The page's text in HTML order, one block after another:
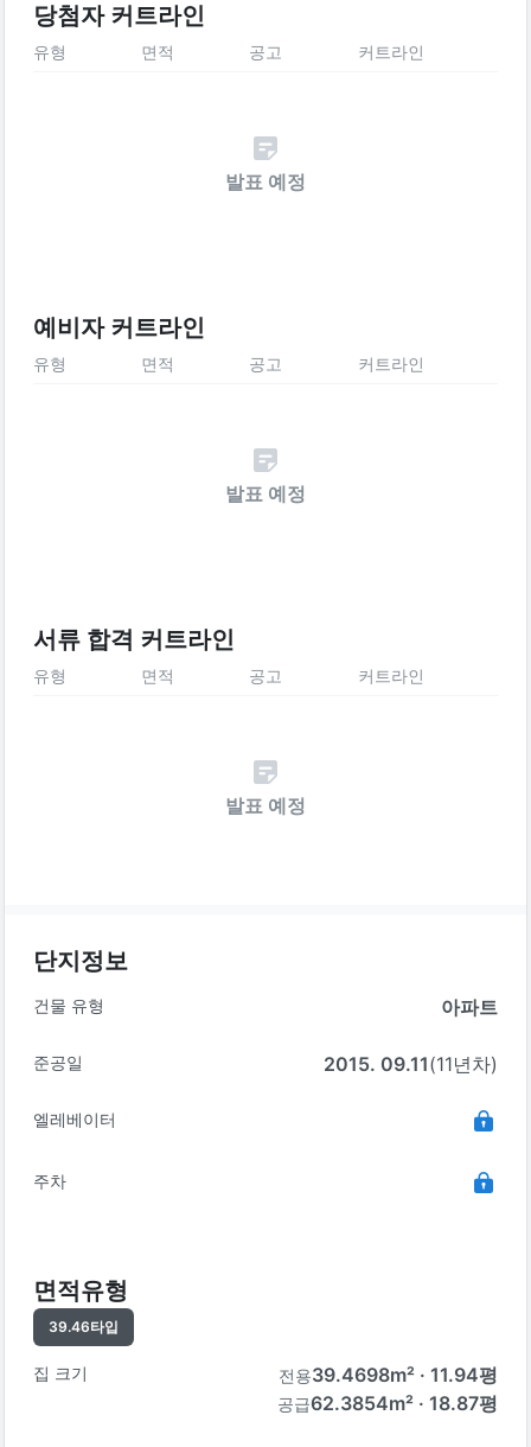
당첨자 커트라인
유형 면적 공고 커트라인
발표 예정
예비자 커트라인
유형 면적 공고 커트라인
발표 예정
서류 합격 커트라인
유형 면적 공고 커트라인
발표 예정
단지정보
건물 유형 아파트
준공일 2015. 09.11(11년차)
엘레베이터
주차
면적유형
39.46타입
집 크기 전용39.4698m² · 11.94평
공급62.3854m² · 18.87평